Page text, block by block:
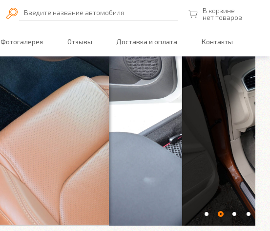
Введите название автомобиля
В корзине
нет товаров
Фотогалерея Отзывы Доставка и оплата Контакты